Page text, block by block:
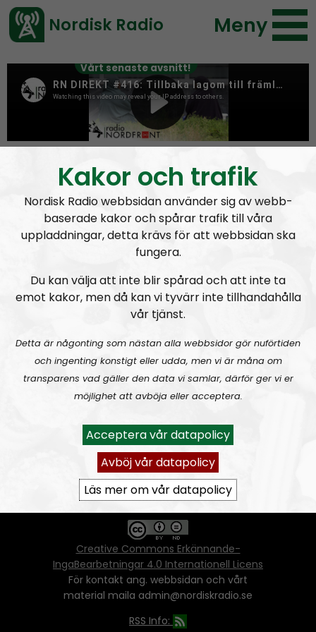
Vårt senaste avsnitt!
Nordisk Radio Meny
Ansvarig utgivare:Vera Oredsson
Vårdatapolicy
Du får kopiera och sprida vårt material
oförändrat, men uppge oss som källa.
Om ni vill sprida ett urklipp ni själva skapat
går även det bra, så länge det inte görs med
ett vinstdrivande syfte - då behöver ni
skriftlig tillåtelse från oss.
Creative Commons Erkännande-
IngaBearbetningar 4.0 Internationell Licens
För kontakt ang. webbsidan och vårt
material maila admin@nordiskradio.se
RSS Info:
Kakor och trafik
Nordisk Radio webbsidan använder sig av webb-
baserade kakor och spårar trafik till våra
uppladdningar, detta krävs för att webbsidan ska
fungera.
Du kan välja att inte blir spårad och att inte ta
emot kakor, men då kan vi tyvärr inte tillhandahålla
vår tjänst.
Detta är någonting som nästan alla webbsidor gör nuförtiden
och ingenting konstigt eller udda, men vi är måna om
transparens vad gäller den data vi samlar, därför ger vi er
möjlighet att avböja eller acceptera.
Acceptera vår datapolicy
Avböj vår datapolicy
Läs mer om vår datapolicy